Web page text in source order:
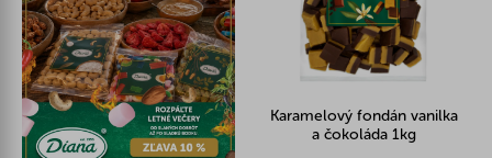
Karamelový fondán vanilka
a čokoláda 1kg